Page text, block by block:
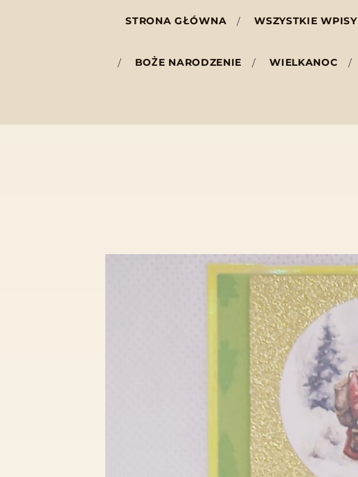
STRONA GŁÓWNA WSZYSTKIE WPISY
BOŻE NARODZENIE WIELKANOC